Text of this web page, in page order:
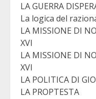
LA GUERRA
La logica del
LA MISSIONE DI
XVI
LA MISSIONE DI
XVI
LA POLITICA DI
LA PROPTESTA